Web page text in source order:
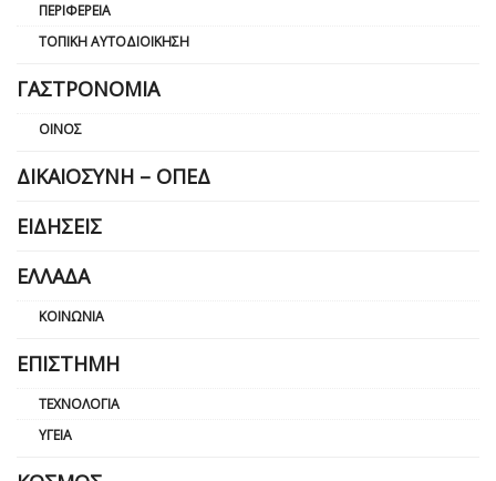
ΠΕΡΙΦΈΡΕΙΑ
ΤΟΠΙΚΉ ΑΥΤΟΔΙΟΊΚΗΣΗ
ΓΑΣΤΡΟΝΟΜΊΑ
ΟΊΝΟΣ
ΔΙΚΑΙΟΣΎΝΗ – ΟΠΕΔ
ΕΙΔΉΣΕΙΣ
ΕΛΛΆΔΑ
ΚΟΙΝΩΝΊΑ
ΕΠΙΣΤΉΜΗ
ΤΕΧΝΟΛΟΓΊΑ
ΥΓΕΊΑ